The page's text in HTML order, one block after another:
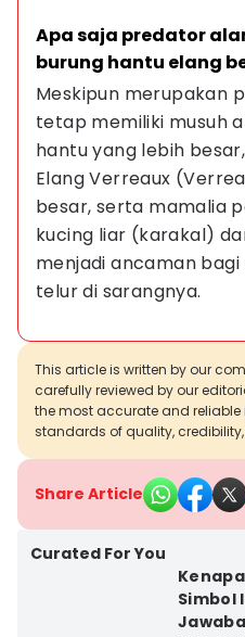
Apa saja predator
burung hantu elang
Meskipun merupakan
tetap memiliki musuh
hantu yang lebih
Elang Verreaux
besar, serta mamalia
kucing liar (karakal)
menjadi ancaman
telur di sarangnya.
This article is written by our
carefully reviewed by our
the most accurate and
standards of quality,
Share Article
Curated For You
Simbol